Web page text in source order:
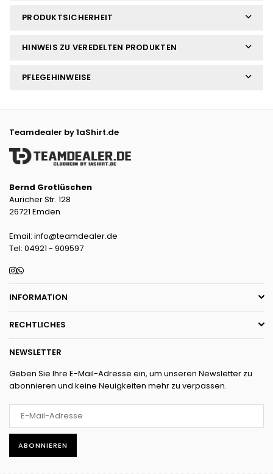
PRODUKTSICHERHEIT
HINWEIS ZU VEREDELTEN PRODUKTEN
PFLEGEHINWEISE
Teamdealer by 1aShirt.de
Bernd Grotlüschen
Auricher Str. 128
26721 Emden
Email: info@teamdealer.de
Tel: 04921 - 909597
Instagram
Whatsapp
INFORMATION
RECHTLICHES
NEWSLETTER
Geben Sie Ihre E-Mail-Adresse ein, um unseren Newsletter zu
abonnieren und keine Neuigkeiten mehr zu verpassen.
ABONNIEREN